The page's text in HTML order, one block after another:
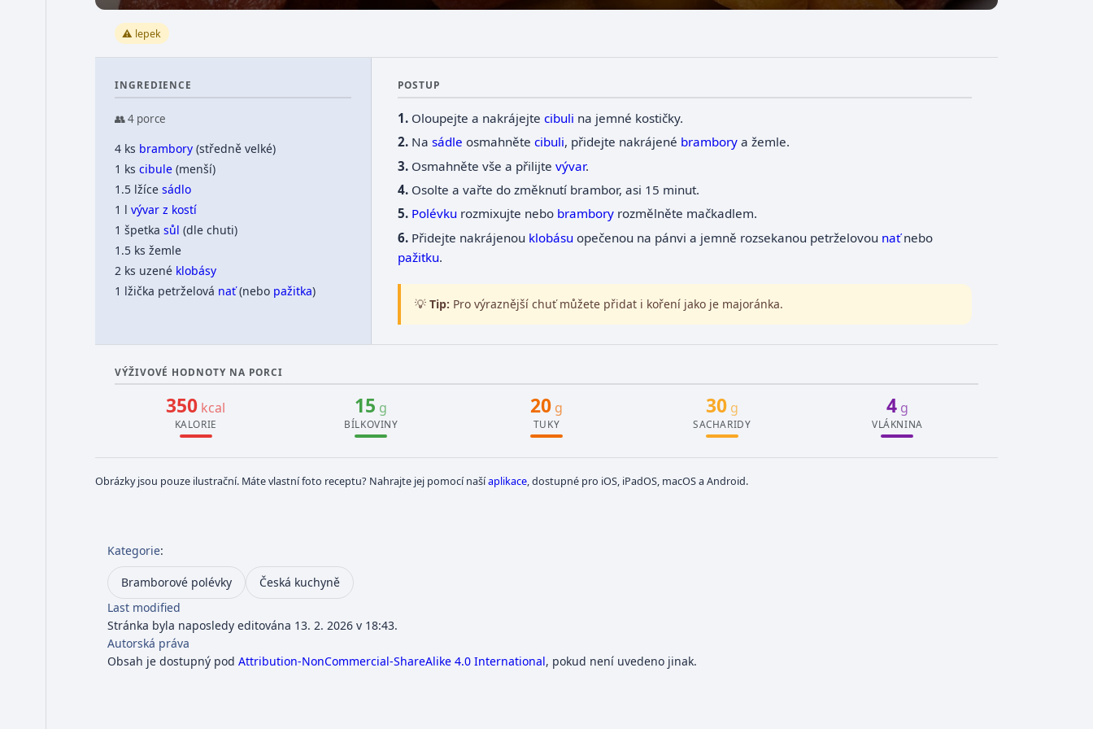
⚠️ lepek
INGREDIENCE
👥 4 porce
4 ks brambory(středně velké)
1 ks cibule(menší)
1.5 lžíce sádlo
1 l vývar z kostí
1 špetka sůl (dle chuti)
1.5 ks žemle
2 ks uzené klobásy
1 lžička petrželová nať(nebo pažitka)
POSTUP
Oloupejte a nakrájejte cibuli na jemné kostičky.
Na sádle osmahněte cibuli, přidejte nakrájené bramborya žemle.
Osmahněte vše a přilijte vývar.
Osolte a vařte do změknutí brambor, asi 15 minut.
Polévku rozmixujte nebo bramboryrozmělněte mačkadlem.
Přidejte nakrájenou klobásu opečenou na pánvi a jemně rozsekanou petrželovou naťnebo
pažitku.
💡Tip: Pro výraznější chuť můžete přidat i koření jako je majoránka.
VÝŽIVOVÉ HODNOTY NA PORCI
350 kcal
KALORIE
15 g
BÍLKOVINY
20g
TUKY
30g
SACHARIDY
4g
VLÁKNINA
Obrázky jsou pouze ilustrační. Máte vlastní foto receptu? Nahrajte jej pomocí našíaplikace, dostupné pro iOS, iPadOS, macOS a Android.
Kategorie:
Bramborové polévky
Česká kuchyně
Last modified
Stránka byla naposledy editována 13. 2. 2026 v 18:43.
Autorská práva
Obsah je dostupný pod Attribution-NonCommercial-ShareAlike 4.0 International, pokud není uvedeno jinak.